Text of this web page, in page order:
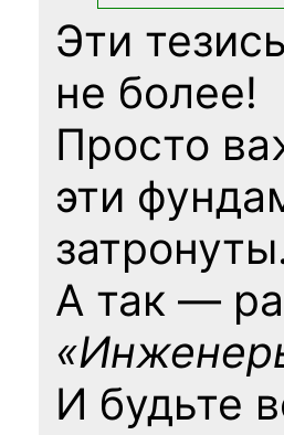
Эти
не более!
Просто
эти
А так —
И будьте